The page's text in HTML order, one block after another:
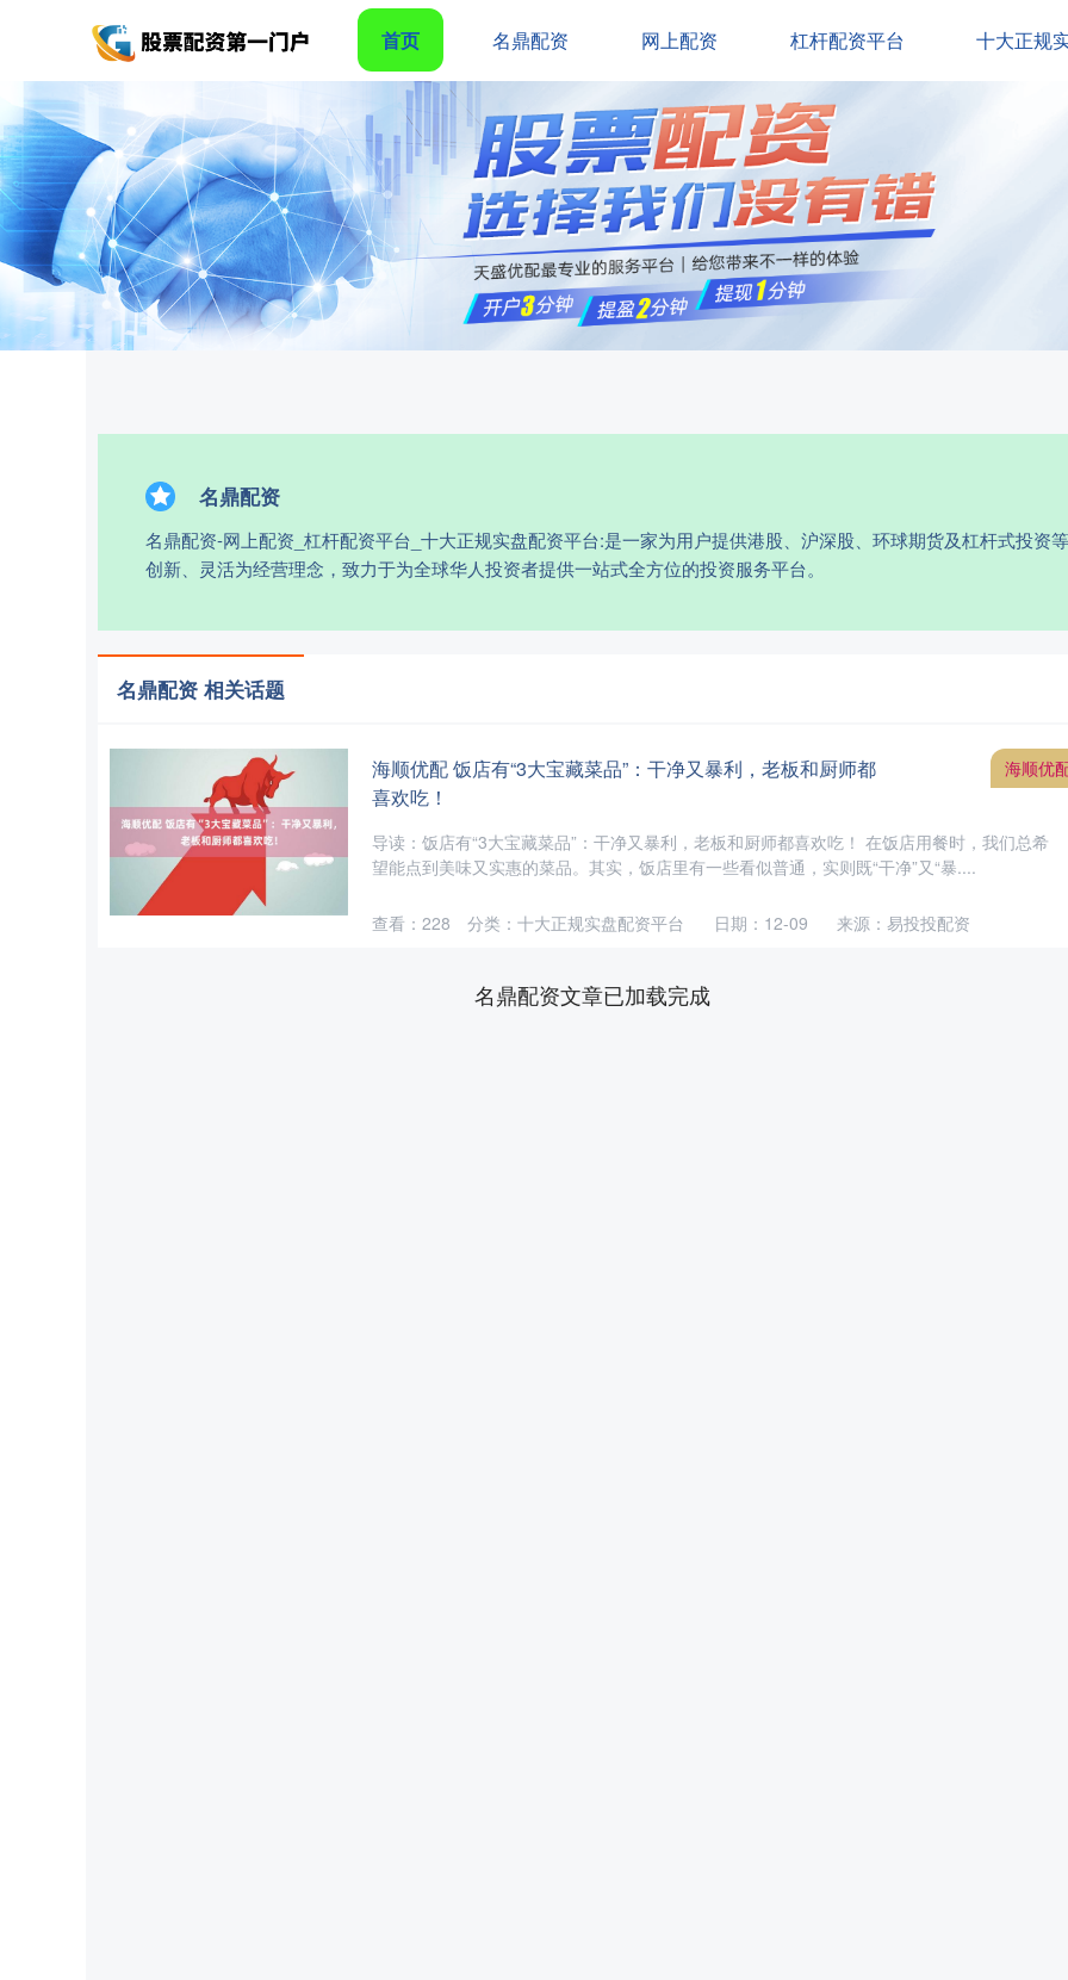
首页 名鼎配资 网上配资 杠杆配资平台 十大正规
名鼎配资
名鼎配资-网上配资_杠杆配资平台_十大正规实盘配资平台:是一家为用户提供港股、沪深股、环球期货及杠杆式投资
创新、灵活为经营理念，致力于为全球华人投资者提供一站式全方位的投资服务平台。
名鼎配资 相关话题
海顺优配 饭店有“3大宝藏菜品”：干净又暴利，老板和厨师都
喜欢吃！
导读：饭店有“3大宝藏菜品”：干净又暴利，老板和厨师都喜欢吃！ 在饭店用餐时，我们总希
望能点到美味又实惠的菜品。其实，饭店里有一些看似普通，实则既“干净”又“暴....
海顺优
日期：12-09 来源：易投投配资
查看： 228 分类： 十大正规实盘配资平台
名鼎配资文章已加载完成